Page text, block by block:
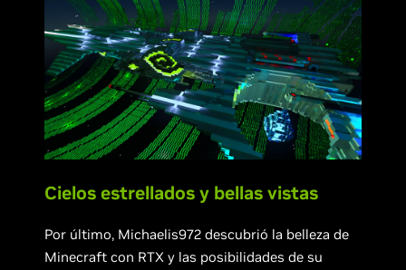
Cielos estrellados y bellas vistas
Por último, Michaelis972 descubrió la belleza de
Minecraft con RTX y las posibilidades de su